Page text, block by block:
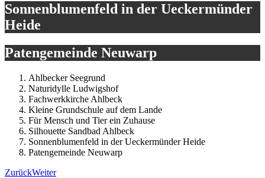
Sonnenblumenfeld in der Ueckermünder
Heide
Patengemeinde Neuwarp
Ahlbecker Seegrund
Naturidylle Ludwigshof
Fachwerkkirche Ahlbeck
Kleine Grundschule auf dem Lande
Für Mensch und Tier ein Zuhause
Silhouette Sandbad Ahlbeck
Sonnenblumenfeld in der Ueckermünder Heide
Patengemeinde Neuwarp
ZurückWeiter